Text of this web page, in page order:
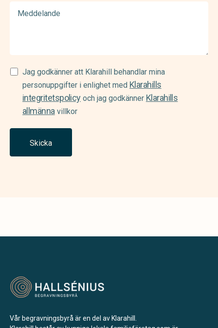
Samtycke
(Required)
Jag godkänner att Klarahill behandlar mina
personuppgifter i enlighet med Klarahills
integritetspolicyoch jag godkänner Klarahills
allmännavillkor
Skicka
Vår begravningsbyrå är en del av Klarahill.